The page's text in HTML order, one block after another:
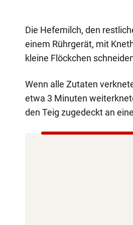
Die Hefemilch, den
einem Rührgerät, mit
kleine Flöckchen
Wenn alle Zutaten
etwa 3 Minuten
den Teig zugedeckt an